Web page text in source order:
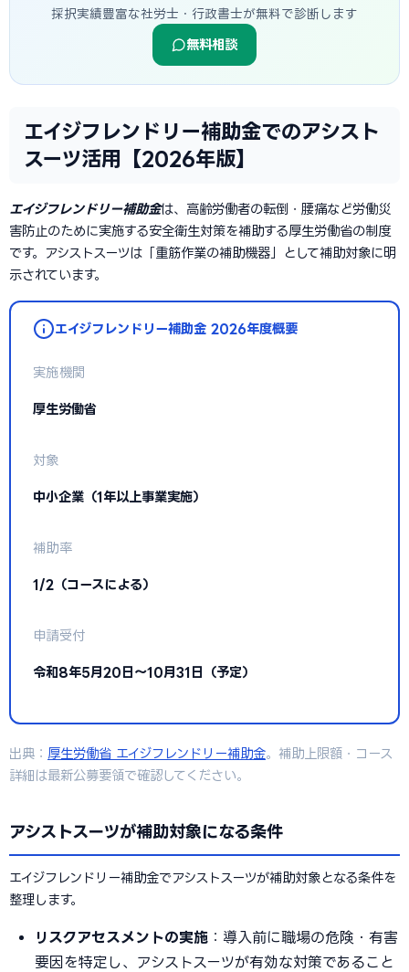
採択実績豊富な社労士・行政書士が無料で診断します
無料相談
エイジフレンドリー補助金でのアシスト
スーツ活用【2026年版】
エイジフレンドリー補助金は、高齢労働者の転倒・腰痛など労働災
害防止のために実施する安全衛生対策を補助する厚生労働省の制度
です。アシストスーツは「重筋作業の補助機器」として補助対象に明
示されています。
エイジフレンドリー補助金 2026年度概要
実施機関
厚生労働省
対象
中小企業（1年以上事業実施）
補助率
1/2（コースによる）
申請受付
令和8年5月20日〜10月31日（予定）
出典： 厚生労働省 エイジフレンドリー補助金。補助上限額・コース
詳細は最新公募要領で確認してください。
アシストスーツが補助対象になる条件
エイジフレンドリー補助金でアシストスーツが補助対象となる条件を
整理します。
リスクアセスメントの実施 ：導入前に職場の危険・有害
要因を特定し、アシストスーツが有効な対策であること